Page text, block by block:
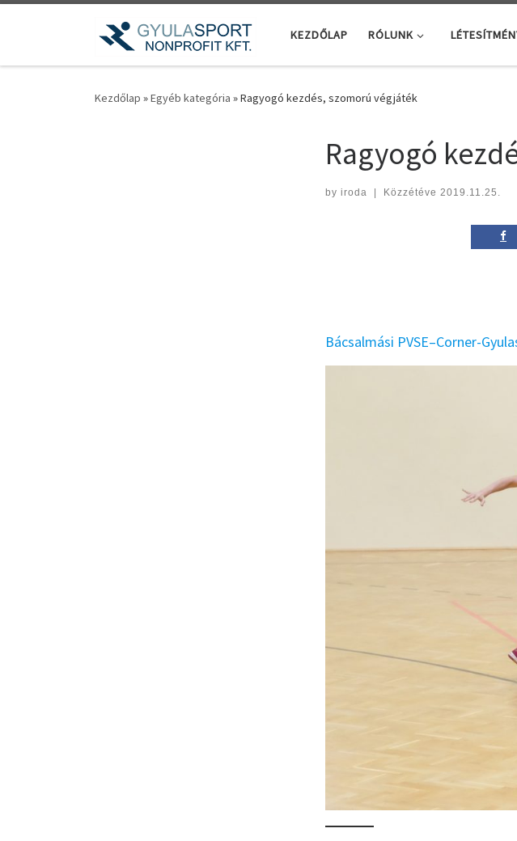
Teljes tartalom megjelenítése
KEZDŐLAP RÓLUNK
Kezdőlap »Egyéb kategória »Ragyogó kezdés, szomorú végjáték
Ragyogó
by iroda | Közzétéve 2019.11.25.
Bácsalmási PVSE–Corner-